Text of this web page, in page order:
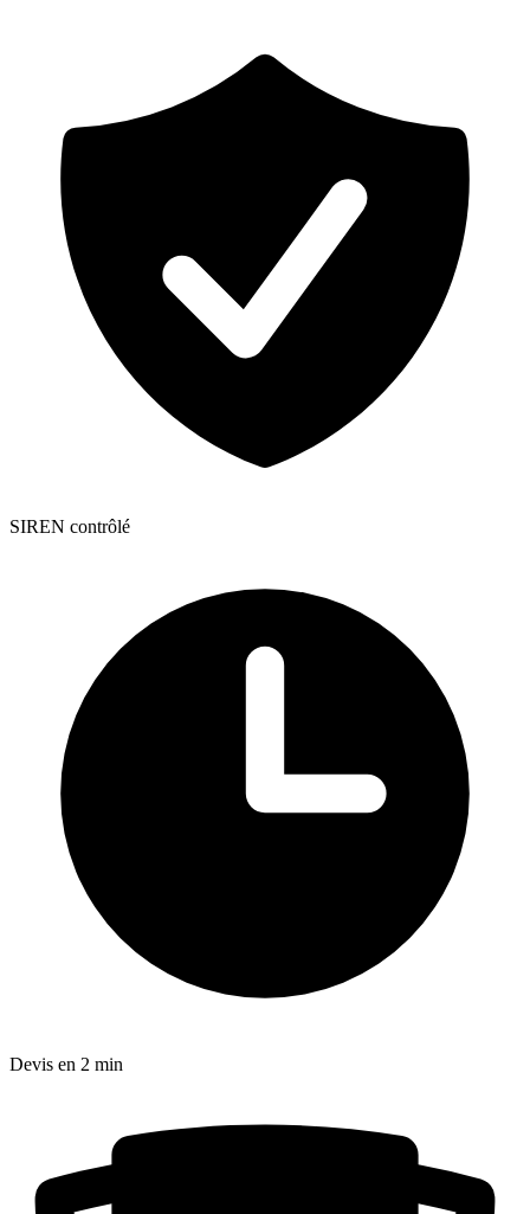
SIREN contrôlé
Devis en 2 min